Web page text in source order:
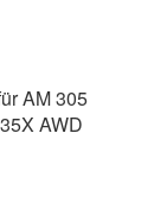
AM 305
AWD